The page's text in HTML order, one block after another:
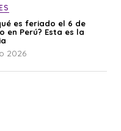
es feriado el 6 de
en Perú? Esta es la
2026